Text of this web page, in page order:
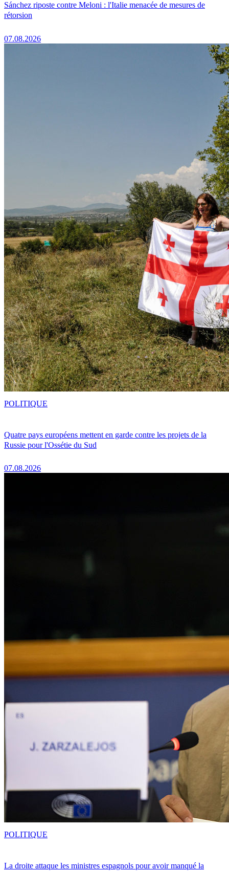
Sánchez riposte contre Meloni : l'Italie menacée de mesures de
rétorsion
07.08.2026
Quatre pays européens mettent en garde contre les projets de la
Russie pour l'Ossétie du Sud
07.08.2026
POLITIQUE
La droite attaque les ministres espagnols pour avoir manqué la
POLITIQUE